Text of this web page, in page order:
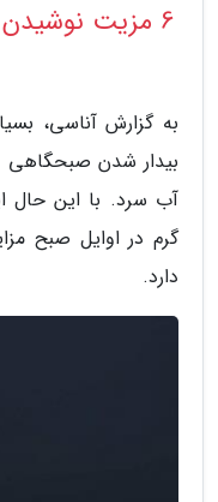
6 مزیت نوشیدن آب گرم با معده خالی!
به گزارش آناسی،
بیدار شدن صبحگاهی
آب سرد. با این حال
گرم در اوایل صبح
دارد.